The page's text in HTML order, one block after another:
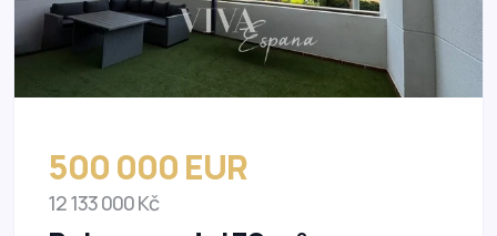
500 000 EUR
12 133 000 Kč